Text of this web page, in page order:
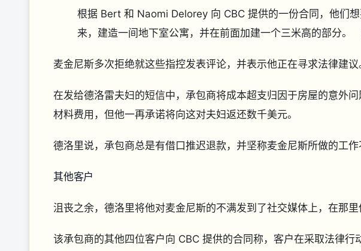
根据 Bert 和 Naomi Delorey 向 CBC 提供的一份合同，他们
来，建造一间地下室公寓，并在前面加建一个三米高的部分。
麦金尼斯多次拒绝就这些指控发表评论，并表示他正在寻求法律建议
在发给德洛雷夫妇的短信中，承包商将成本超支归因于房屋的意外
材料费用，但他一再承诺将向这对夫妇返还数千美元。
德洛里说，承包商总是有借口推迟退款，并坚称麦金尼斯所做的工作
其他客户
沮丧之余，德洛里将他对麦金尼斯的不满发到了社交媒体上，在那里
该承包商的其他四位客户向 CBC 提供的合同称，客户在采取法律行